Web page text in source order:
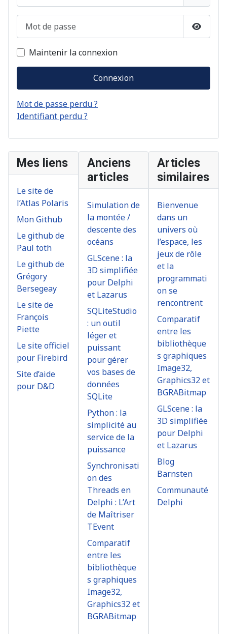
Maintenir la connexion
Connexion
Mot de passe perdu ?
Identifiant perdu ?
Mes liens
Le site de
l’Atlas Polaris
Mon Github
Le github de
Paul toth
Le github de
Grégory
Bersegeay
Le site de
François
Piette
Le site officiel
pour Firebird
Site d’aide
pour D&D
Anciens
articles
Simulation de
la montée /
descente des
océans
GLScene : la
3D simplifiée
pour Delphi
et Lazarus
SQLiteStudio
: un outil
léger et
puissant
pour gérer
vos bases de
données
SQLite
Python : la
simplicité au
service de la
puissance
Synchronisati
on des
Threads en
Delphi : L’Art
de Maîtriser
TEvent
Comparatif
entre les
bibliothèque
s graphiques
Image32,
Graphics32 et
BGRABitmap
Articles
similaires
Bienvenue
dans un
univers où
l’espace, les
jeux de rôle
et la
programmati
on se
rencontrent
Comparatif
entre les
bibliothèque
s graphiques
Image32,
Graphics32 et
BGRABitmap
GLScene : la
3D simplifiée
pour Delphi
et Lazarus
Blog
Barnsten
Communauté
Delphi